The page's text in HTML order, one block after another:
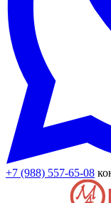
+7 (988) 557-65-08